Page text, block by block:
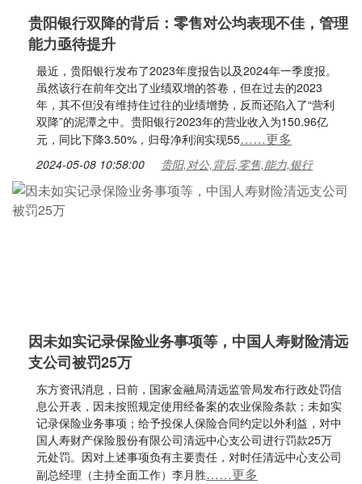
贵阳银行双降的背后：零售对公均表现不佳，管理
能力亟待提升
最近，贵阳银行发布了2023年度报告以及2024年一季度报。
虽然该行在前年交出了业绩双增的答卷，但在过去的2023
年，其不但没有维持住过往的业绩增势，反而还陷入了“营利
双降”的泥潭之中。贵阳银行2023年的营业收入为150.96亿
元，同比下降3.50%，归母净利润实现55……更多
2024-05-08 10:58:00 贵阳,对公,背后,零售,能力,银行
因未如实记录保险业务事项等，中国人寿财险清远
支公司被罚25万
东方资讯消息，日前，国家金融局清远监管局发布行政处罚信
息公开表，因未按照规定使用经备案的农业保险条款；未如实
记录保险业务事项；给予投保人保险合同约定以外利益，对中
国人寿财产保险股份有限公司清远中心支公司进行罚款25万
元处罚。因对上述事项负有主要责任，对时任清远中心支公司
副总经理（主持全面工作）李月胜……更多